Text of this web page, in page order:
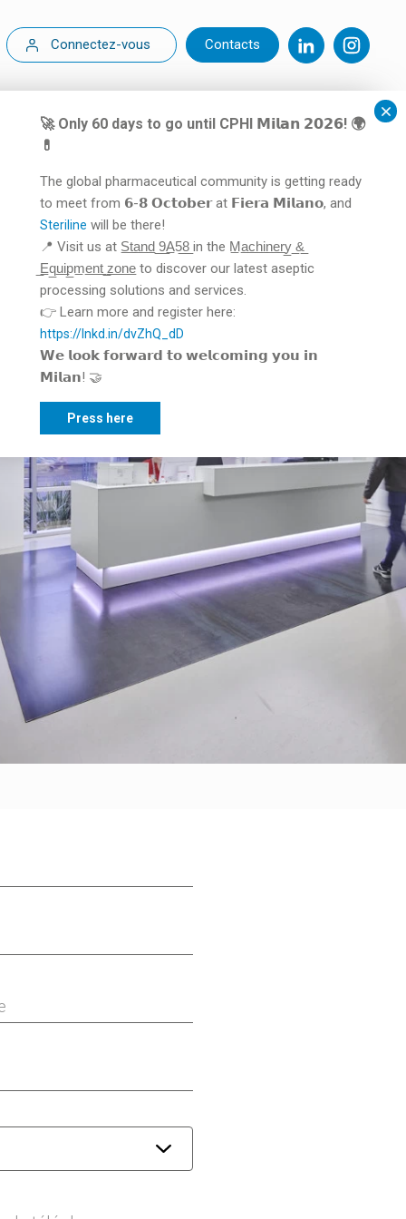
Connectez-vous Contacts
🚀 Only 60 days to go until CPHI 𝗠𝗶𝗹𝗮𝗻 𝟮𝟬𝟮𝟲! 🌍
💊
The global pharmaceutical community is getting ready
to meet from 𝟲-𝟴 𝗢𝗰𝘁𝗼𝗯𝗲𝗿 at 𝗙𝗶𝗲𝗿𝗮 𝗠𝗶𝗹𝗮𝗻𝗼, and
Steriline will be there!
📍 Visit us at S̲t̲a̲n̲d̲ ̲9̲A̲5̲8̲ in the M̲a̲c̲h̲i̲n̲e̲r̲y̲ ̲&̲
̲E̲q̲u̲i̲p̲m̲e̲n̲t̲ ̲z̲o̲n̲e̲ to discover our latest aseptic
processing solutions and services.
👉 Learn more and register here:
https://lnkd.in/dvZhQ_dD
𝗪𝗲 𝗹𝗼𝗼𝗸 𝗳𝗼𝗿𝘄𝗮𝗿𝗱 𝘁𝗼 𝘄𝗲𝗹𝗰𝗼𝗺𝗶𝗻𝗴 𝘆𝗼𝘂 𝗶𝗻
𝗠𝗶𝗹𝗮𝗻! 🤝
Press here